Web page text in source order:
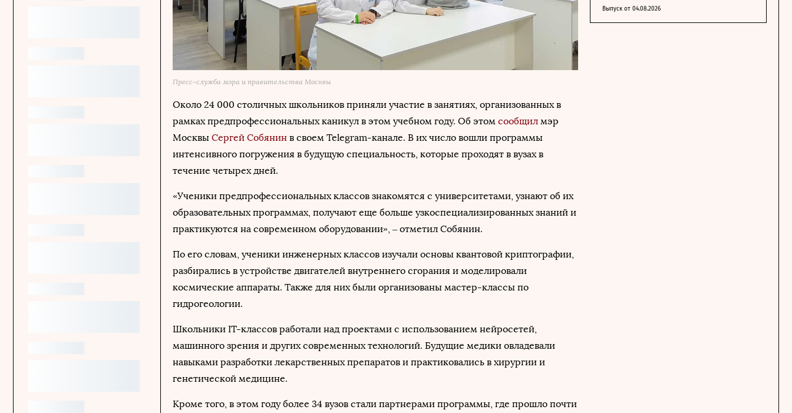
Пресс-служба мэра и правительства Москвы
Около 24 000 столичных школьников приняли участие в занятиях, организованных в
рамках предпрофессиональных каникул в этом учебном году. Об этом сообщил мэр
Москвы Сергей Собянин в своем Telegram-канале. В их число вошли программы
интенсивного погружения в будущую специальность, которые проходят в вузах в
течение четырех дней.
«Ученики предпрофессиональных классов знакомятся с университетами, узнают об их
образовательных программах, получают еще больше узкоспециализированных знаний и
практикуются на современном оборудовании», – отметил Собянин.
По его словам, ученики инженерных классов изучали основы квантовой криптографии,
разбирались в устройстве двигателей внутреннего сгорания и моделировали
космические аппараты. Также для них были организованы мастер-классы по
гидрогеологии.
Школьники IT-классов работали над проектами с использованием нейросетей,
машинного зрения и других современных технологий. Будущие медики овладевали
навыками разработки лекарственных препаратов и практиковались в хирургии и
генетической медицине.
Кроме того, в этом году более 34 вузов стали партнерами программы, где прошло почти
Выпуск от 04.08.2026